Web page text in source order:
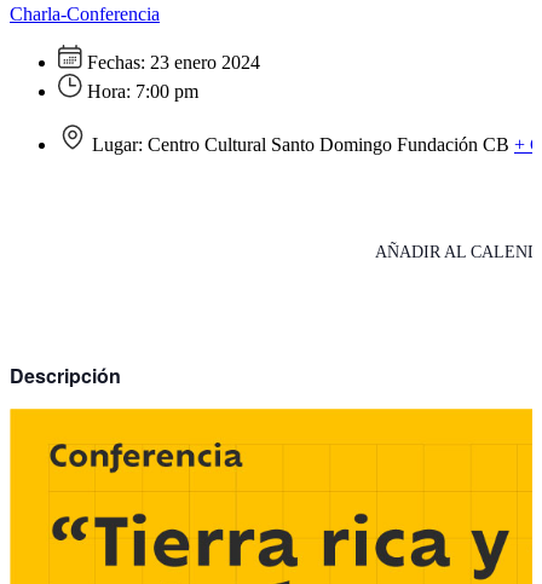
Charla-Conferencia
Fechas: 23 enero 2024
Hora: 7:00 pm
Lugar: Centro Cultural Santo Domingo Fundación CB +
AÑADIR AL
Descripción